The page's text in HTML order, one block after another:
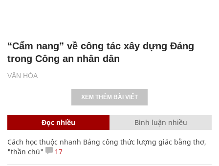
VĂN HÓA
“Cẩm nang” về công tác xây dựng Đảng
trong Công an nhân dân
XEM THÊM BÀI VIẾT
Đọc nhiều Bình luận nhiều
Cách học thuộc nhanh Bảng công thức lượng giác bằng thơ,
"thần chú"
17